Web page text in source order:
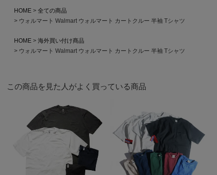
HOME
全ての商品
ウォルマート Walmart ウォルマート カートクルー 半袖 Tシャツ
HOME
海外買い付け商品
ウォルマート Walmart ウォルマート カートクルー 半袖 Tシャツ
この商品を見た人がよく買っている商品